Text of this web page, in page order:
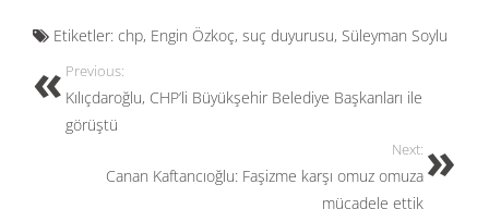
e
b
o
o
to
d
o
n
ail ar
Etiketler: chp, Engin Özkoç, suç duyurusu, Süleyman Soylu
Previous:
Kılıçdaroğlu, CHP’li Büyükşehir Belediye Başkanları ile
görüştü
Next:
Canan Kaftancıoğlu: Faşizme karşı omuz omuza
mücadele ettik